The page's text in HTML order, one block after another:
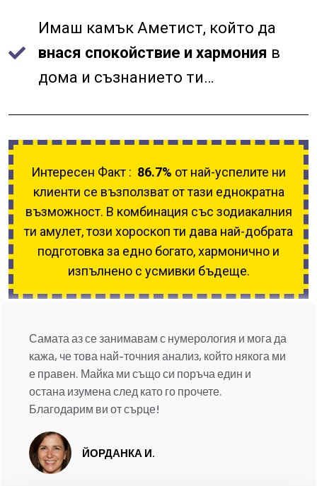
Имаш камък Аметист, който да
внася спокойствие и хармония в
дома и съзнанието ти…
Интересен Факт : 86.7% от най-успелите ни
клиенти се възползват от тази еднократна
възможност. В комбинация със зодиакалния
ти амулет, този хороскоп ти дава най-добрата
подготовка за едно богато, хармонично и
изпълнено с усмивки бъдеще.
Самата аз се занимавам с нумерология и мога да
кажа, че това най-точния анализ, който някога ми
е правен. Майка ми също си поръча един и
остана изумена след като го прочете.
Благодарим ви от сърце!
ЙОРДАНКА И.